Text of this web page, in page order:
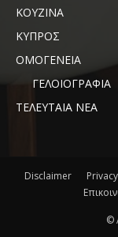
ΚΟΥΖΙΝΑ
ΚΥΠΡΟΣ
ΟΜΟΓΕΝΕΙΑ
ΓΕΛΟΙΟΓΡΑΦΙΑ
ΤΕΛΕΥΤΑΙΑ ΝΕΑ
Disclaimer Privacy
©